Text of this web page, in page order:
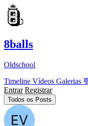
8balls
Oldschool
Timeline Vídeos Galerias
Entrar Registrar
Todos os Posts